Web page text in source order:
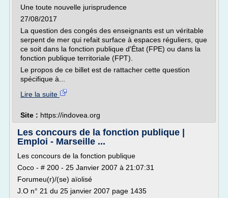
Une toute nouvelle jurisprudence
27/08/2017
La question des congés des enseignants est un véritable
serpent de mer qui refait surface à espaces réguliers, que
ce soit dans la fonction publique d'État (FPE) ou dans la
fonction publique territoriale (FPT).
Le propos de ce billet est de rattacher cette question
spécifique à...
Lire la suite
Site : https://indovea.org
Les concours de la fonction publique |
Emploi - Marseille ...
Les concours de la fonction publique
Coco - # 200 - 25 Janvier 2007 à 21:07:31
Forumeu(r)/(se) aïolisé
J.O n° 21 du 25 janvier 2007 page 1435